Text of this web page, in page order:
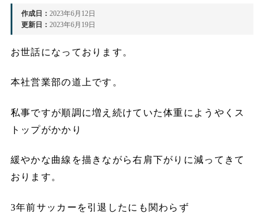
作成日： 2023年6月12日
更新日： 2023年6月19日
お世話になっております。
本社営業部の道上です。
私事ですが順調に増え続けていた体重にようやくス
トップがかかり
緩やかな曲線を描きながら右肩下がりに減ってきて
おります。
3年前サッカーを引退したにも関わらず